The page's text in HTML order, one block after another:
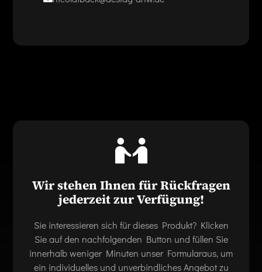
Wir stehen Ihnen für Rückfragen
jederzeit zur Verfügung!
Sie interessieren sich für dieses Produkt? Klicken
Sie auf den nachfolgenden Button und füllen Sie
innerhalb weniger Minuten unser Formularaus, um
ein individuelles und unverbindliches Angebot zu